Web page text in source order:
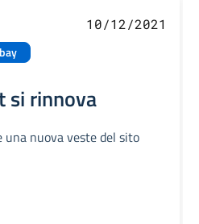
10/12/2021
si rinnova
una nuova veste del sito